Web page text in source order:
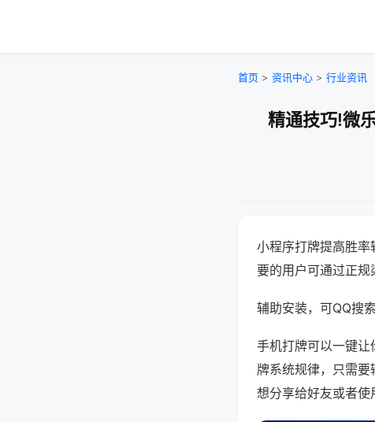
首页 > 资讯中心 > 行业资讯
精通技巧!微
小程序打牌提高胜率
要的用户可通过正规
辅助安装，可QQ搜
手机打牌可以一键让
牌系统规律，只需
想分享给好友或者使